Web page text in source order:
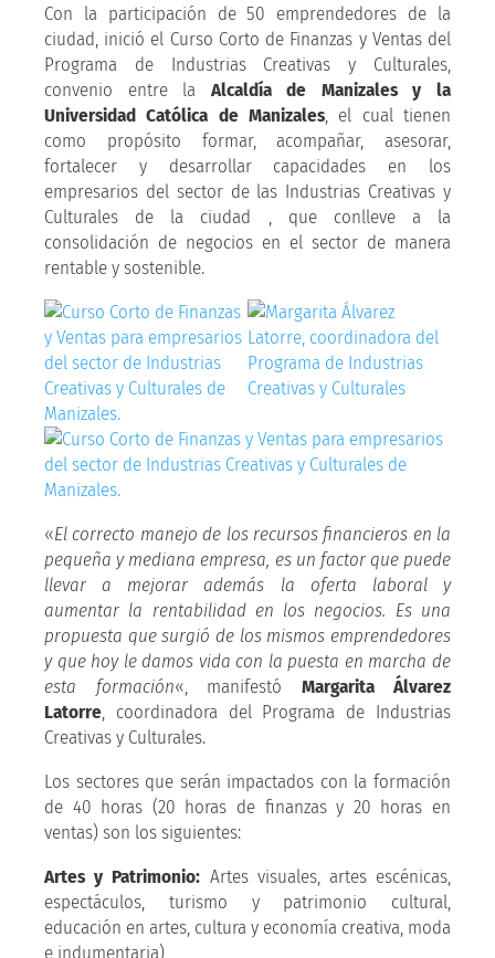
Con la participación de 50 emprendedores de la
ciudad, inició el Curso Corto de Finanzas y Ventas del
Programa de Industrias Creativas y Culturales,
convenio entre la Alcaldía de Manizales y la
Universidad Católica de Manizales, el cual tienen
como propósito formar, acompañar, asesorar,
fortalecer y desarrollar capacidades en los
empresarios del sector de las Industrias Creativas y
Culturales de la ciudad , que conlleve a la
consolidación de negocios en el sector de manera
rentable y sostenible.
«El correcto manejo de los recursos financieros en la
pequeña y mediana empresa, es un factor que puede
llevar a mejorar además la oferta laboral y
aumentar la rentabilidad en los negocios. Es una
propuesta que surgió de los mismos emprendedores
y que hoy le damos vida con la puesta en marcha de
esta formación«, manifestó Margarita Álvarez
Latorre, coordinadora del Programa de Industrias
Creativas y Culturales.
Los sectores que serán impactados con la formación
de 40 horas (20 horas de finanzas y 20 horas en
ventas) son los siguientes:
Artes y Patrimonio: Artes visuales, artes escénicas,
espectáculos, turismo y patrimonio cultural,
educación en artes, cultura y economía creativa, moda
e indumentaria)